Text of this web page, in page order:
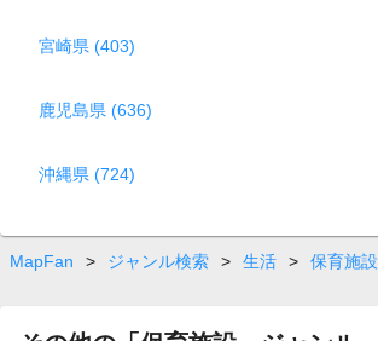
宮崎県 (403)
鹿児島県 (636)
沖縄県 (724)
MapFan > ジャンル検索 > 生活 > 保育施設